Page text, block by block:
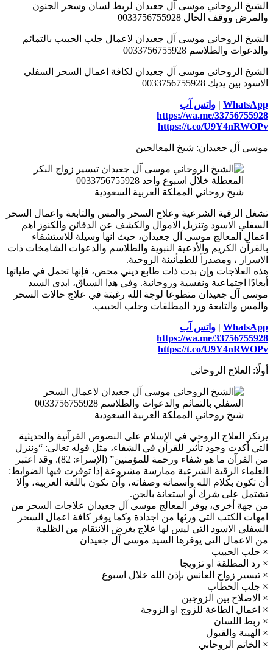
الشيخ الروحاني موسى آل جعيدان لربط لسان وسحر الجنون
والمرض ووقف الحال 0033756755928
الشيخ الروحاني موسى آل جعيدان لاعمال جلب الحبيب بالتمائم
والدعوات والطلاسم 0033756755928
الشيخ الروحاني موسى آل جعيدان لكافة اعمال السحر السفلي
الاسود بين يديك 0033756755928
WhatsApp
| واتس آب
https://wa.me/33756755928
https://t.co/U9Y4nRWOPv
موسى آل جعيدان: شيخ المعالجين
شيخ روحاني المملكة العربية السعودية
تشغل الرقية الشرعية وعلاج السحر والمس والتابعة واعمال السحر
السفلي الاسود وتنزيل الاموال والكشف عن الدفائن والكنوز اهم
اعمال المعالج موسى آل جعيدان، حيث انها وسيلة للاستشفاء
بالقرآن الكريم والأدعية النبوية والطلاسم والدعوات الشامخات ذات
الاسرار ، ومصدراً للطمأنينة الروحية.
هذه العلاجات وإن بدت ذات طابع ديني محض، فإنها تحمل في طياتها
أبعادًا اجتماعية ونفسية وروحانية. وفي هذا السياق، ابدى السيد
موسى آل جعيدان متطوعا لوجة الله رغبتة في علاج حالات السحر
والمس والتابعة ورد المطلقات وجلب الحبيب.
WhatsApp
| واتس آب
https://wa.me/33756755928
https://t.co/U9Y4nRWOPv
أولًا: العلاج الروحاني
شيخ روحاني المملكة العربية السعودية
يرتكز العلاج الروحي في الإسلام على النصوص القرآنية والحديثية
التي أكدت وجود تأثير للقرآن في الشفاء، مثل قوله تعالى: “وننزل
من القرآن ما هو شفاء ورحمة للمؤمنين” (الإسراء: 82). وقد اعتبر
العلماء الرقية الشرعية ممارسة مشروعة إذا توفرت فيها الضوابط:
أن تكون بكلام الله وأسمائه وصفاته، وأن تكون باللغة العربية، وألا
تشتمل على شرك أو استعانة بالجن.
من جهة أخرى، يوفر المعالج موسى آل جعيدان علاجات السحر من
امهات الكتب التى ورثها من اجدادة وكما يوفر كافة اعمال السحر
السفلي الاسود التي ليس لها علاج بغرض الانتقام من الظلمة
من الاعمال التى يوفرها السيد موسى آل جعيدان
× جلب الحبيب
× رد المطلقة او تزويجا
× تيسير زواج العانس بإذن الله خلال اسبوع
× جلب الخطاب
× الاصلاح بين الزوجين
× اعمال الطاعة للزوج او الزوجة
× ربط اللسان
× الهيبة والقبول
× الخاتم الروحاني